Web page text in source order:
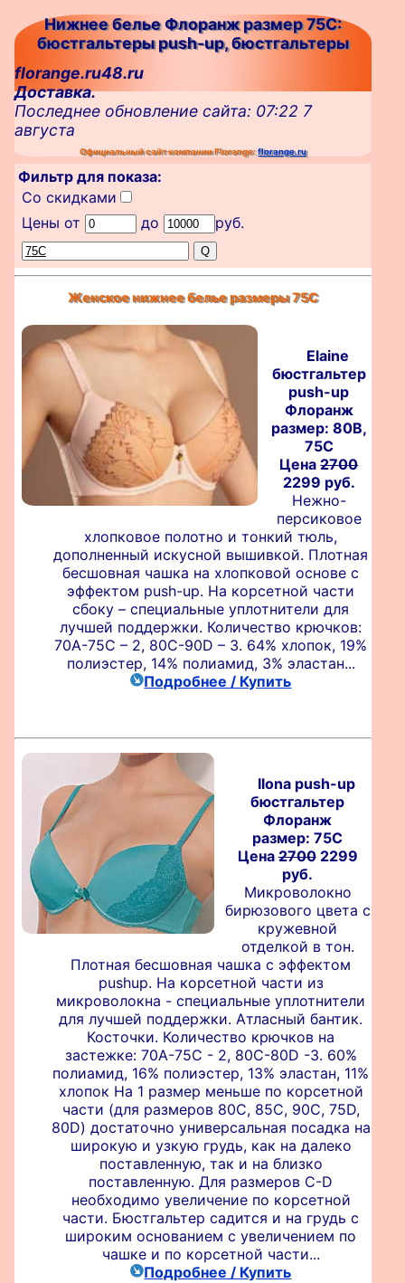
Нижнее белье Флоранж размер 75C:
бюстгальтеры push-up, бюстгальтеры
florange.ru48.ru
Доставка.
Последнее обновление сайта: 07:22 7
августа
Официальный сайт компании Florange:florange.ru
Фильтр для показа:
Со скидками
Цены от
до руб.
Женское нижнее белье размеры 75C
Elaine
бюстгальтер
push-up
Флоранж
размер: 80B,
75C
Цена2700
2299 руб.
Нежно-
персиковое
хлопковое полотно и тонкий тюль,
дополненный искусной вышивкой. Плотная
бесшовная чашка на хлопковой основе c
эффектом push-up. На корсетной части
сбоку – специальные уплотнители для
лучшей поддержки. Количество крючков:
70A-75C – 2, 80C-90D – 3. 64% хлопок, 19%
полиэстер, 14% полиамид, 3% эластан...
Подробнее / Купить
Ilona push-up
бюстгальтер
Флоранж
размер: 75C
Цена27002299
руб.
Микроволокно
бирюзового цвета с
кружевной
отделкой в тон.
Плотная бесшовная чашка с эффектом
pushup. На корсетной части из
микроволокна - специальные уплотнители
для лучшей поддержки. Атласный бантик.
Косточки. Количество крючков на
застежке: 70А-75С - 2, 80C-80D -3. 60%
полиамид, 16% полиэстер, 13% эластан, 11%
хлопок На 1 размер меньше по корсетной
части (для размеров 80С, 85С, 90С, 75D,
80D) достаточно универсальная посадка на
широкую и узкую грудь, как на далеко
поставленную, так и на близко
поставленную. Для размеров С-D
необходимо увеличение по корсетной
части. Бюстгальтер садится и на грудь с
широким основанием с увеличением по
чашке и по корсетной части...
Подробнее / Купить